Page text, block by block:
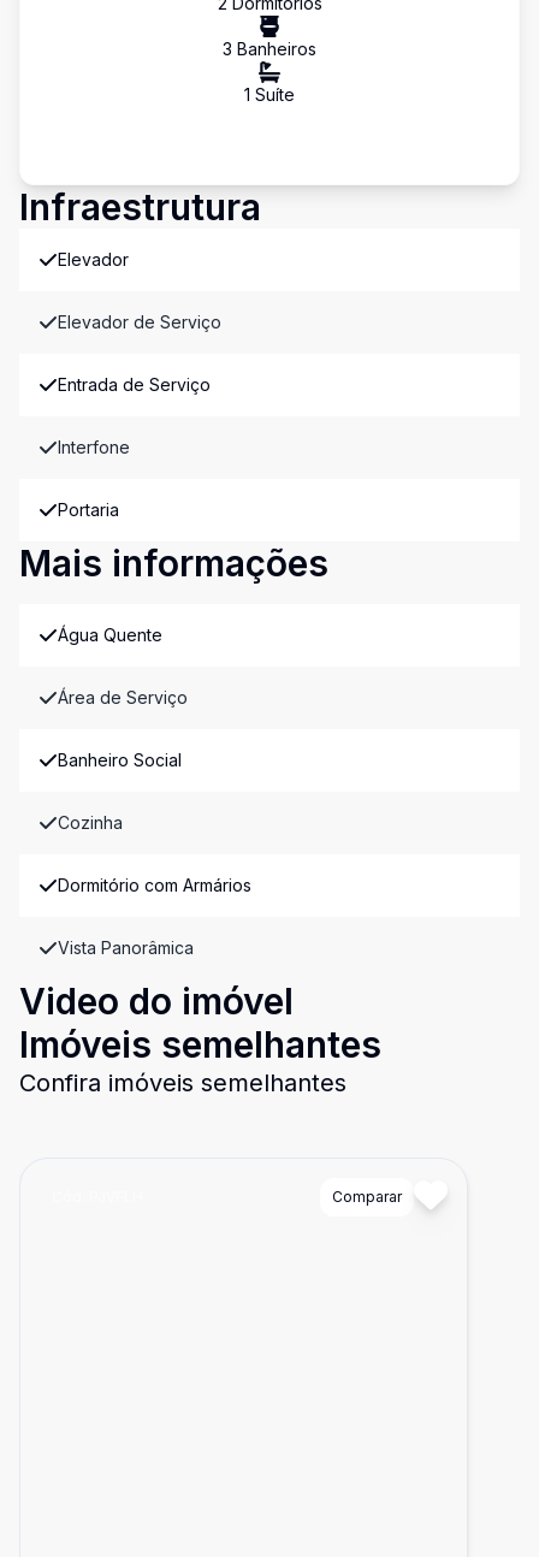
3 Banheiros
1 Suíte
Infraestrutura
Elevador
Elevador de Serviço
Entrada de Serviço
Interfone
Portaria
Mais informações
Água Quente
Área de Serviço
Banheiro Social
Cozinha
Dormitório com Armários
Vista Panorâmica
Video do imóvel
Imóveis semelhantes
Confira imóveis semelhantes
Comparar